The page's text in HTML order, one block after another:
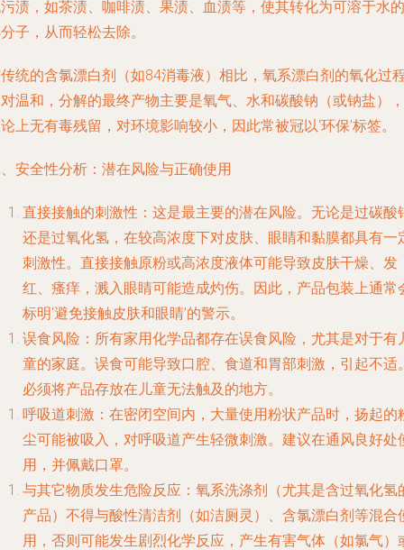
渍，如茶渍、咖啡渍、果渍、血渍等，使其转化为可溶于水的
子，从而轻松去除。
统的含氯漂白剂（如84消毒液）相比，氧系漂白剂的氧化过
温和，分解的最终产物主要是氧气、水和碳酸钠（或钠盐），
上无有毒残留，对环境影响较小，因此常被冠以‘环保’标签。
安全性分析：潜在风险与正确使用
直接接触的刺激性 ：这是最主要的潜在风险。无论是过碳酸
还是过氧化氢，在较高浓度下对皮肤、眼睛和黏膜都具有一
刺激性。直接接触原粉或高浓度液体可能导致皮肤干燥、发
红、瘙痒，溅入眼睛可能造成灼伤。因此，产品包装上通常
标明‘避免接触皮肤和眼睛’的警示。
误食风险 ：所有家用化学品都存在误食风险，尤其是对于有
童的家庭。误食可能导致口腔、食道和胃部刺激，引起不适
必须将产品存放在儿童无法触及的地方。
呼吸道刺激 ：在密闭空间内，大量使用粉状产品时，扬起的
尘可能被吸入，对呼吸道产生轻微刺激。建议在通风良好处
用，并佩戴口罩。
与其它物质发生危险反应 ：氧系洗涤剂（尤其是含过氧化氢
产品）不得与酸性清洁剂（如洁厕灵）、含氯漂白剂等混合
用，否则可能发生剧烈化学反应，产生有害气体（如氯气）